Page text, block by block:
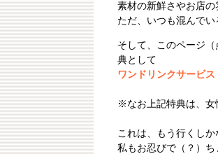
素材の新鮮さやお店
ただ、いつも混んで
そして、このページ
典として
ワンドリンクサービ
※なお上記特典は、女
これは、もう行くし
私もお忍びで（？）